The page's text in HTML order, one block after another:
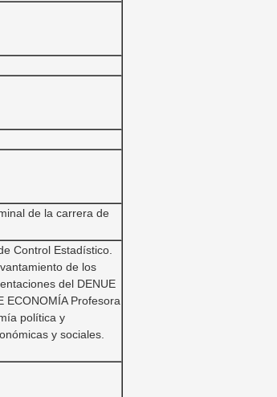
de la carrera de
Control Estadístico.
de los
del DENUE
ECONOMÍA Profesora
política y
y sociales.